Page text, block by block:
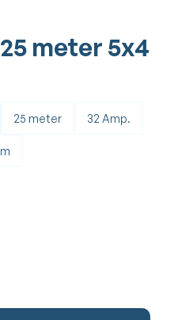
meter 5x4
25 meter 32 Amp.